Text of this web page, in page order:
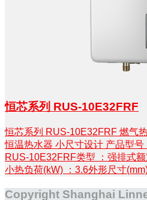
恒芯系列 RUS-10E32FRF
恒芯系列 RUS-10E32FRF 燃气
恒温热水器 小尺寸设计 产品型号
RUS-10E32FRF类型 ：强排式
小热负荷(kW) ：3.6外形尺寸
Copyright Shanghai